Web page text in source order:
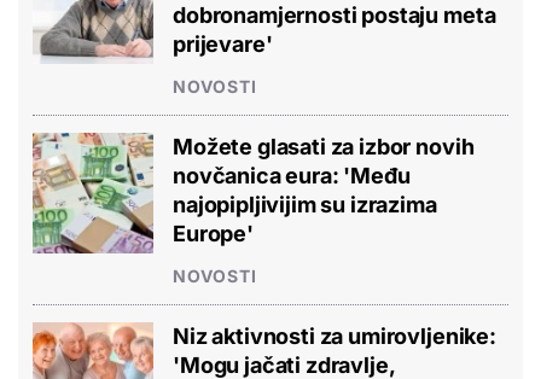
dobronamjernosti postaju meta
prijevare'
NOVOSTI
Možete glasati za izbor novih
novčanica eura: 'Među
najopipljivijim su izrazima
Europe'
NOVOSTI
Niz aktivnosti za umirovljenike:
'Mogu jačati zdravlje,